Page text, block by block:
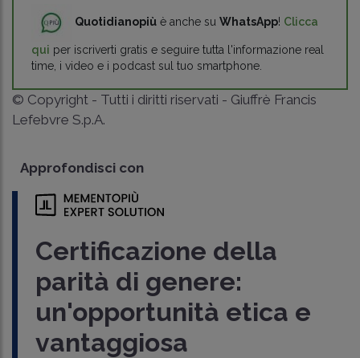
Quotidianopiù è anche su WhatsApp! Clicca
qui per iscriverti gratis e seguire tutta l'informazione real
time, i video e i podcast sul tuo smartphone.
© Copyright - Tutti i diritti riservati - Giuffrè Francis
Lefebvre S.p.A.
Approfondisci con
Certificazione della
parità di genere:
un'opportunità etica e
vantaggiosa